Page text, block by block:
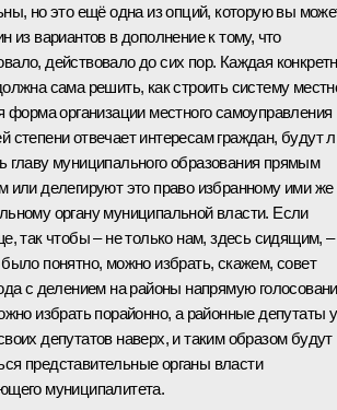
но это ещё одна из опций, которую вы
из вариантов в дополнение к тому, что
действовало до сих пор. Каждая
сама решить, как строить систему
форма организации местного самоуправления
степени отвечает интересам граждан, будут
главу муниципального образования прямым
или делегируют это право избранному ими же
органу муниципальной власти. Если
так чтобы – не только нам, здесь сидящим, –
понятно, можно избрать, скажем, совет
с делением на районы напрямую
избрать порайонно, а районные депутаты
депутатов наверх, и таким образом будут
представительные органы власти
муниципалитета.